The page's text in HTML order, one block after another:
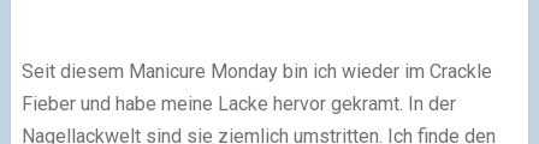
Seit diesem Manicure Monday bin ich wieder im Crackle
Fieber und habe meine Lacke hervor gekramt. In der
Nagellackwelt sind sie ziemlich umstritten. Ich finde den